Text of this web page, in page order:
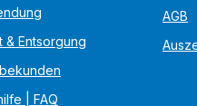
& Entsorgung
| FAQ
AGB